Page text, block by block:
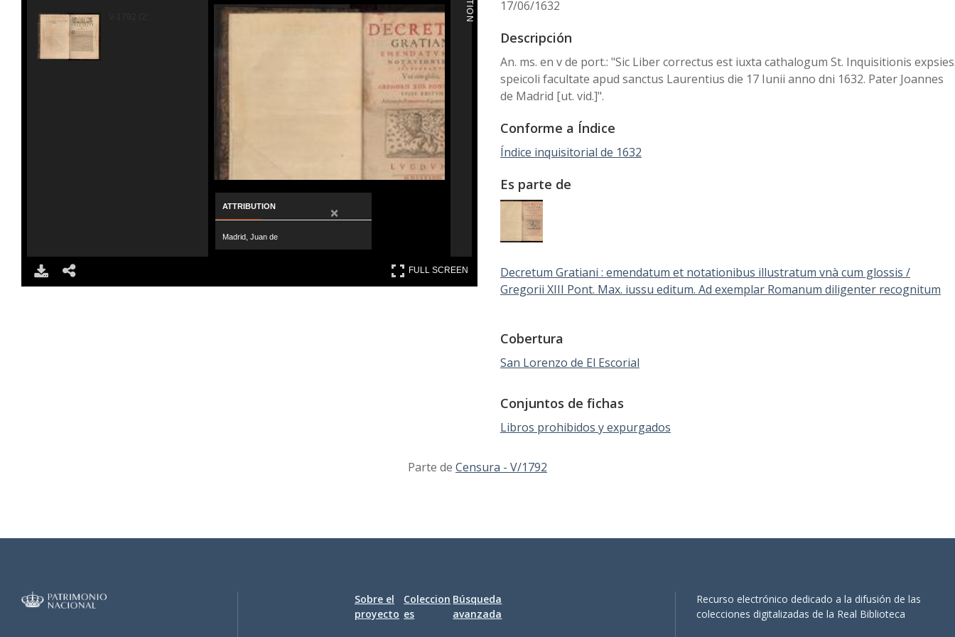
ATTRIBUTION ×
Madrid, Juan de
DOWNLOAD
FULL SCREEN
17/06/1632
Descripción
An. ms. en v de port.: "Sic Liber correctus est iuxta cathalogum St. Inquisitionis
speicoli facultate apud sanctus Laurentius die 17 Iunii anno dni 1632. Pater Joannes
de Madrid [ut. vid.]".
Conforme a Índice
Índice inquisitorial de 1632
Es parte de
Decretum Gratiani : emendatum et notationibus illustratum vnà cum glossis /
Gregorii XIII Pont. Max. iussu editum. Ad exemplar Romanum diligenter recognitum
Cobertura
San Lorenzo de El Escorial
Conjuntos de fichas
Libros prohibidos y expurgados
Parte de Censura - V/1792
Sobre el
proyecto
Coleccion
es
Búsqueda
avanzada
Recurso electrónico dedicado a la difusión de las
colecciones digitalizadas de la Real Biblioteca